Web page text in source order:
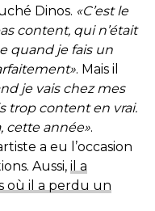
Dinos. «C’est le
content, qui n’était
quand je fais un
. Mais il
je vais chez mes
trop content en vrai.
cette année».
a eu l’occasion
Aussi, il a
où il a perdu un